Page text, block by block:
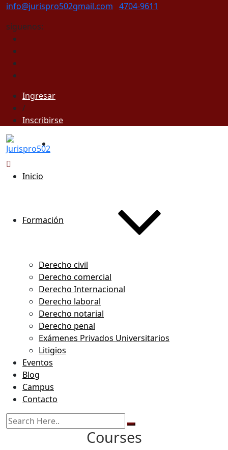
info@jurispro502gmail.com 4704-9611
síguenos:
Ingresar
/
Inscribirse
Inicio
Formación
Derecho civil
Derecho comercial
Derecho Internacional
Derecho laboral
Derecho notarial
Derecho penal
Exámenes Privados Universitarios
Litigios
Eventos
Blog
Campus
Contacto
Courses